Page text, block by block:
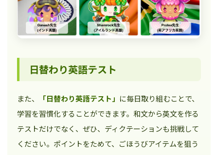
日替わり英語テスト
また、 「日替わり英語テスト」 に毎日取り組むことで、
学習を習慣化することができます。和文から英文を作る
テストだけでなく、ぜひ、ディクテーションも挑戦して
ください。ポイントをためて、ごほうびアイテムを狙う